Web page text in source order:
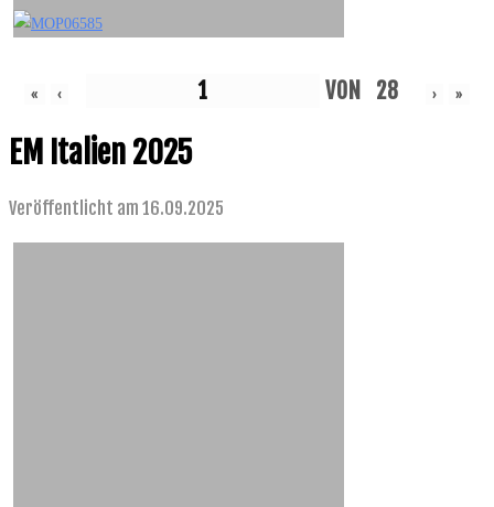
« ‹ VON 28 › »
EM Italien 2025
Veröffentlicht am 16.09.2025